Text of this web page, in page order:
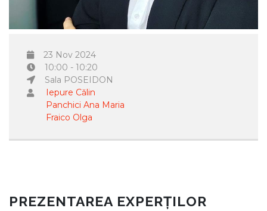
23 Nov 2024
10:00 - 10:20
Sala POSEIDON
Iepure Călin
Panchici Ana Maria
Fraico Olga
PREZENTAREA EXPERȚILOR